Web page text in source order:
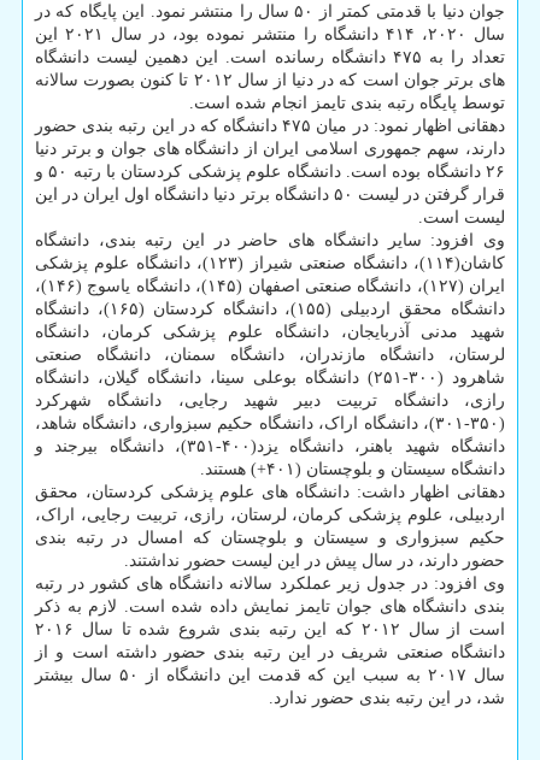
جوان دنیا با قدمتی کمتر از ۵۰ سال را منتشر نمود. این پایگاه که در
سال ۲۰۲۰، ۴۱۴ دانشگاه را منتشر نموده بود، در سال ۲۰۲۱ این
تعداد را به ۴۷۵ دانشگاه رسانده است. این دهمین لیست دانشگاه
های برتر جوان است که در دنیا از سال ۲۰۱۲ تا کنون بصورت سالانه
توسط پایگاه رتبه بندی تایمز انجام شده است.
دهقانی اظهار نمود: در میان ۴۷۵ دانشگاه که در این رتبه بندی حضور
دارند، سهم جمهوری اسلامی ایران از دانشگاه های جوان و برتر دنیا
۲۶ دانشگاه بوده است. دانشگاه علوم پزشکی کردستان با رتبه ۵۰ و
قرار گرفتن در لیست ۵۰ دانشگاه برتر دنیا دانشگاه اول ایران در این
لیست است.
وی افزود: سایر دانشگاه­ های حاضر در این رتبه بندی، دانشگاه
کاشان(۱۱۴)، دانشگاه صنعتی شیراز (۱۲۳)، دانشگاه علوم پزشکی
ایران (۱۲۷)، دانشگاه صنعتی اصفهان (۱۴۵)، دانشگاه یاسوج (۱۴۶)،
دانشگاه محقق اردبیلی (۱۵۵)، دانشگاه کردستان (۱۶۵)، دانشگاه
شهید مدنی آذربایجان، دانشگاه علوم پزشکی کرمان، دانشگاه
لرستان، دانشگاه مازندران، دانشگاه سمنان، دانشگاه صنعتی
شاهرود (۳۰۰-۲۵۱) دانشگاه بوعلی سینا، دانشگاه گیلان، دانشگاه
رازی، دانشگاه تربیت دبیر شهید رجایی، دانشگاه شهرکرد
(۳۵۰-۳۰۱)، دانشگاه اراک، دانشگاه حکیم سبزواری، دانشگاه شاهد،
دانشگاه شهید باهنر، دانشگاه یزد(۴۰۰-۳۵۱)، دانشگاه بیرجند و
دانشگاه سیستان و بلوچستان (۴۰۱+) هستند.
دهقانی اظهار داشت: دانشگاه­ های علوم پزشکی کردستان، محقق
اردبیلی، علوم پزشکی کرمان، لرستان، رازی، تربیت رجایی، اراک،
حکیم سبزواری و سیستان و بلوچستان که امسال در رتبه بندی
حضور دارند، در سال پیش در این لیست حضور نداشتند.
وی افزود: در جدول زیر عملکرد سالانه دانشگاه های کشور در رتبه
بندی دانشگاه های جوان تایمز نمایش داده شده است. لازم به ذکر
است از سال ۲۰۱۲ که این رتبه بندی شروع شده تا سال ۲۰۱۶
دانشگاه صنعتی شریف در این رتبه بندی حضور داشته است و از
سال ۲۰۱۷ به سبب این که قدمت این دانشگاه از ۵۰ سال بیشتر
شد، در این رتبه بندی حضور ندارد.